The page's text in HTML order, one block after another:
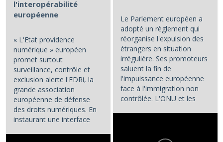
Le Parlement européen a
adopté un règlement qui
réorganise l'expulsion des
étrangers en situation
irrégulière. Ses promoteurs
saluent la fin de
l'impuissance européenne
face à l'immigration non
contrôlée. L'ONU et les
l'interopérabilité
européenne
« L'Etat providence
numérique » européen
promet surtout
surveillance, contrôle et
exclusion alerte l'EDRi, la
grande association
européenne de défense
des droits numériques. En
instaurant une interface